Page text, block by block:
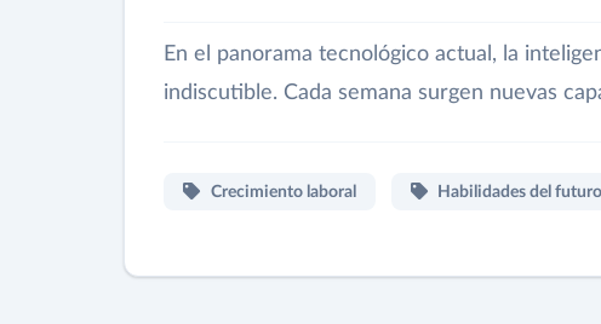
En el panorama tecnológico actual, la
indiscutible. Cada semana surgen nuevas
Crecimiento laboral Habilidades del futuro